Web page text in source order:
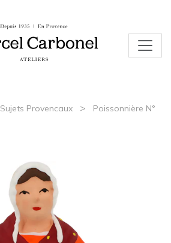
Sujets Provencaux >
Poissonnière N°